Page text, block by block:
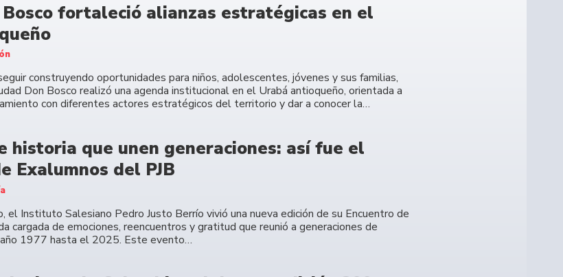
fortaleció alianzas estratégicas en el
construyendo oportunidades para niños, adolescentes, jóvenes y sus familias,
Don Bosco realizó una agenda institucional en el Urabá antioqueño, orientada a
con diferentes actores estratégicos del territorio y dar a conocer la…
historia que unen generaciones: así fue el
Exalumnos del PJB
el Instituto Salesiano Pedro Justo Berrío vivió una nueva edición de su Encuentro de
cargada de emociones, reencuentros y gratitud que reunió a generaciones de
1977 hasta el 2025. Este evento…